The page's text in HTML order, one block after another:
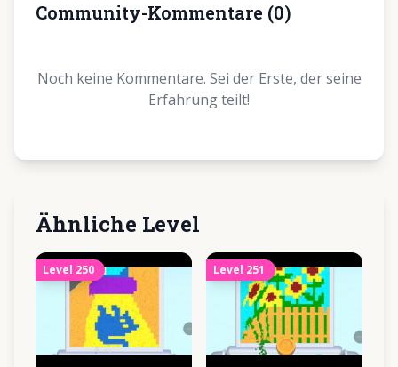
Community-Kommentare (0)
Noch keine Kommentare. Sei der Erste, der seine
Erfahrung teilt!
Ähnliche Level
Level 250 Level 251